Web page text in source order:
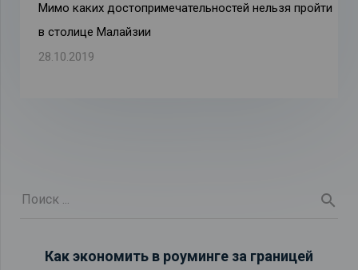
Мимо каких достопримечательностей нельзя пройти
в столице Малайзии
28.10.2019
Как экономить в роуминге за границей